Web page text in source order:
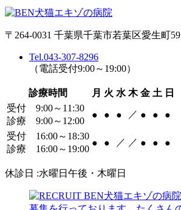
〒264-0031 千葉県千葉市若葉区愛生町59
Tel.043-307-8296
（電話受付9:00～19:00）
診療時間 月 火 水 木 金 土 日
受付 9:00～11:30
診療 9:00～12:00
● ● ● ／ ● ● ●
受付 16:00～18:30
診療 16:00～19:00
● ● ／ ／ ● ● ●
休診日 :水曜日午後・木曜日